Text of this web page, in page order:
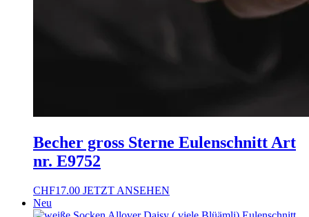
Becher gross Sterne Eulenschnitt Art
nr. E9752
CHF17.00 JETZT ANSEHEN
Neu